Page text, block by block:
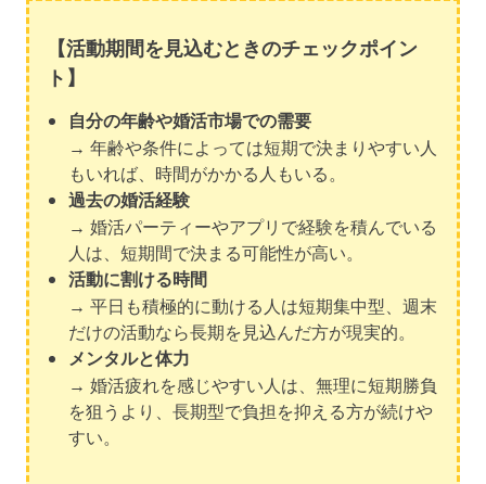
【活動期間を見込むときのチェックポイン
ト】
自分の年齢や婚活市場での需要
→ 年齢や条件によっては短期で決まりやすい人
もいれば、時間がかかる人もいる。
過去の婚活経験
→ 婚活パーティーやアプリで経験を積んでいる
人は、短期間で決まる可能性が高い。
活動に割ける時間
→ 平日も積極的に動ける人は短期集中型、週末
だけの活動なら長期を見込んだ方が現実的。
メンタルと体力
→ 婚活疲れを感じやすい人は、無理に短期勝負
を狙うより、長期型で負担を抑える方が続けや
すい。